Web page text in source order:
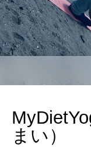
まい）